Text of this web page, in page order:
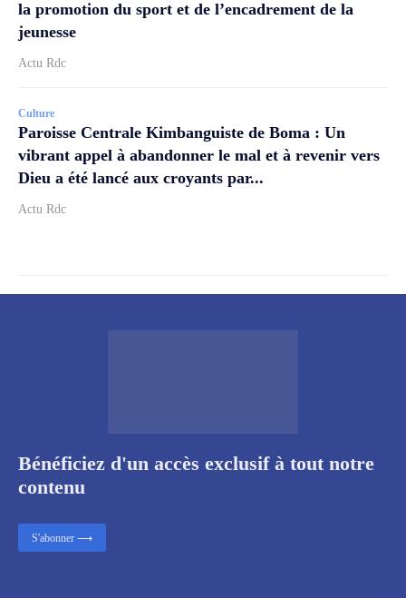
la promotion du sport et de l’encadrement de la
jeunesse
Actu Rdc
Culture
Paroisse Centrale Kimbanguiste de Boma : Un
vibrant appel à abandonner le mal et à revenir vers
Dieu a été lancé aux croyants par...
Actu Rdc
Bénéficiez d'un accès exclusif à tout notre
contenu
S'abonner ⟶